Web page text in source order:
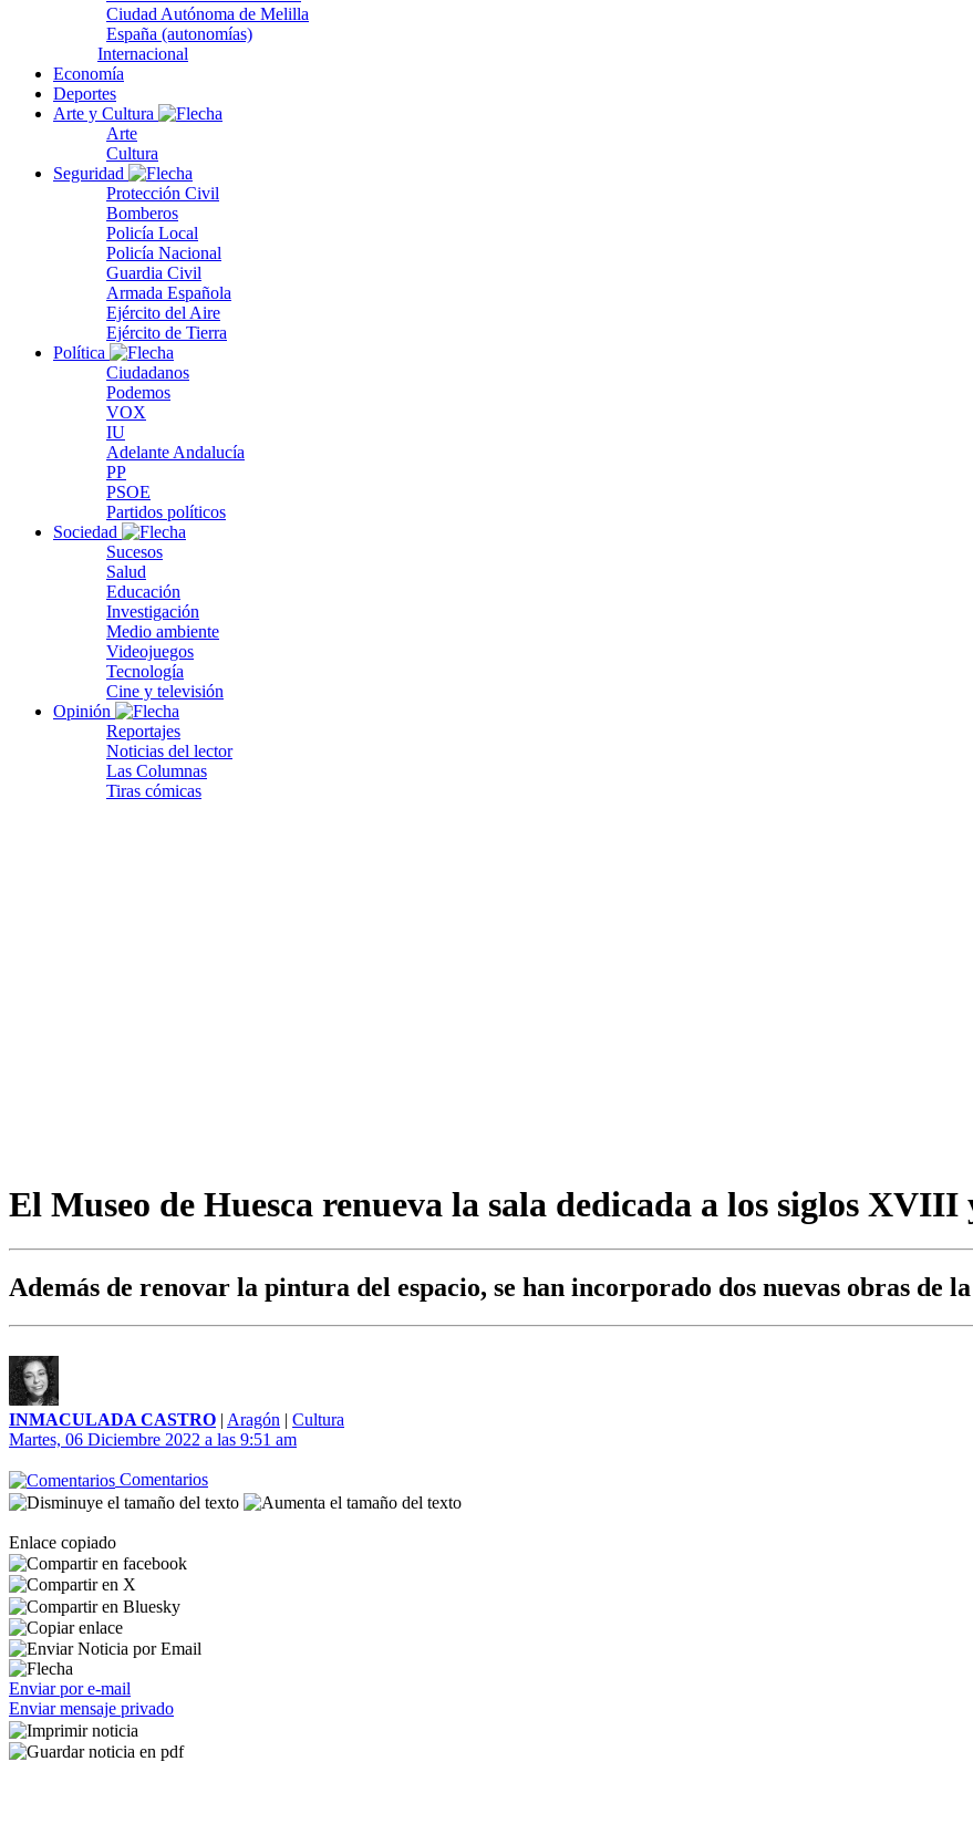
Ciudad Autónoma de Melilla
España (autonomías)
Internacional
Economía
Deportes
Arte y Cultura
Arte
Cultura
Seguridad
Protección Civil
Bomberos
Policía Local
Policía Nacional
Guardia Civil
Armada Española
Ejército del Aire
Ejército de Tierra
Política
Ciudadanos
Podemos
VOX
IU
Adelante Andalucía
PP
PSOE
Partidos políticos
Sociedad
Sucesos
Salud
Educación
Investigación
Medio ambiente
Videojuegos
Tecnología
Cine y televisión
Opinión
Reportajes
Noticias del lector
Las Columnas
Tiras cómicas
El Museo de Huesca renueva la sala dedicada a los siglos
Además de renovar la pintura del espacio, se han incorporado dos nuevas obras de
INMACULADA CASTRO | Aragón | Cultura
Martes, 06 Diciembre 2022 a las 9:51 am
Comentarios
Enlace copiado
Enviar por e-mail
Enviar mensaje privado